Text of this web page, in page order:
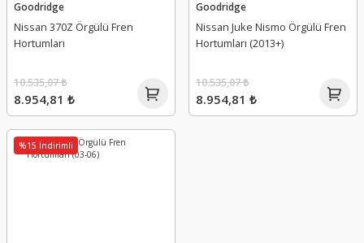
Goodridge
Nissan 370Z Örgülü Fren
Hortumları
8.954,81 ₺
10.535,07 ₺
Goodridge
Nissan Juke Nismo Örgülü Fren
Hortumları (2013+)
8.954,81 ₺
10.535,07 ₺
%15 İndirimli